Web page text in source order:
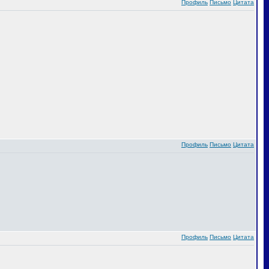
Профиль Письмо Цитата
Профиль Письмо Цитата
Профиль Письмо Цитата